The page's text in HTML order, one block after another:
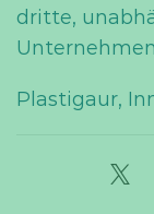
dritte,
Plastigaur,